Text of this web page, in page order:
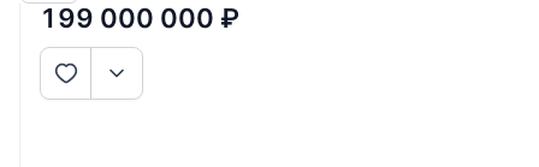
размера, виллы формируют
199 000 000 ₽